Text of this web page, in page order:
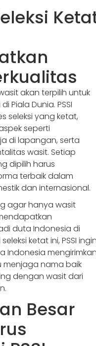
akan terpilih untuk
Piala Dunia. PSSI
seleksi yang ketat,
seperti
di lapangan, serta
wasit. Setiap
dipilih harus
terbaik dalam
dan internasional.
agar hanya wasit
duta Indonesia di
ketat ini, PSSI
Indonesia
menjaga nama baik
dengan wasit dari
Besar